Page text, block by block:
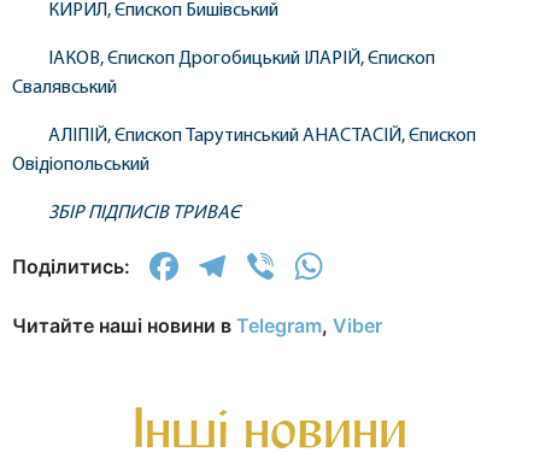
КИРИЛ, Єпископ Бишівський
ІАКОВ, Єпископ Дрогобицький ІЛАРІЙ, Єпископ
Свалявський
АЛІПІЙ, Єпископ Тарутинський АНАСТАСІЙ, Єпископ
Овідіопольський
ЗБІР ПІДПИСІВ ТРИВАЄ
Поділитись: Facebook
Telegram
Viber
Читайте наші новини в Telegram, Viber
Інші новини